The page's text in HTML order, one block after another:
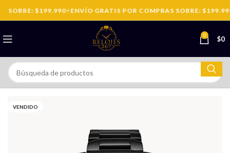
SOBRE: $199.990⚡ENVÍO GRATIS POR COMPRAS SOBRE: $199.990
0 $0
VENDIDO